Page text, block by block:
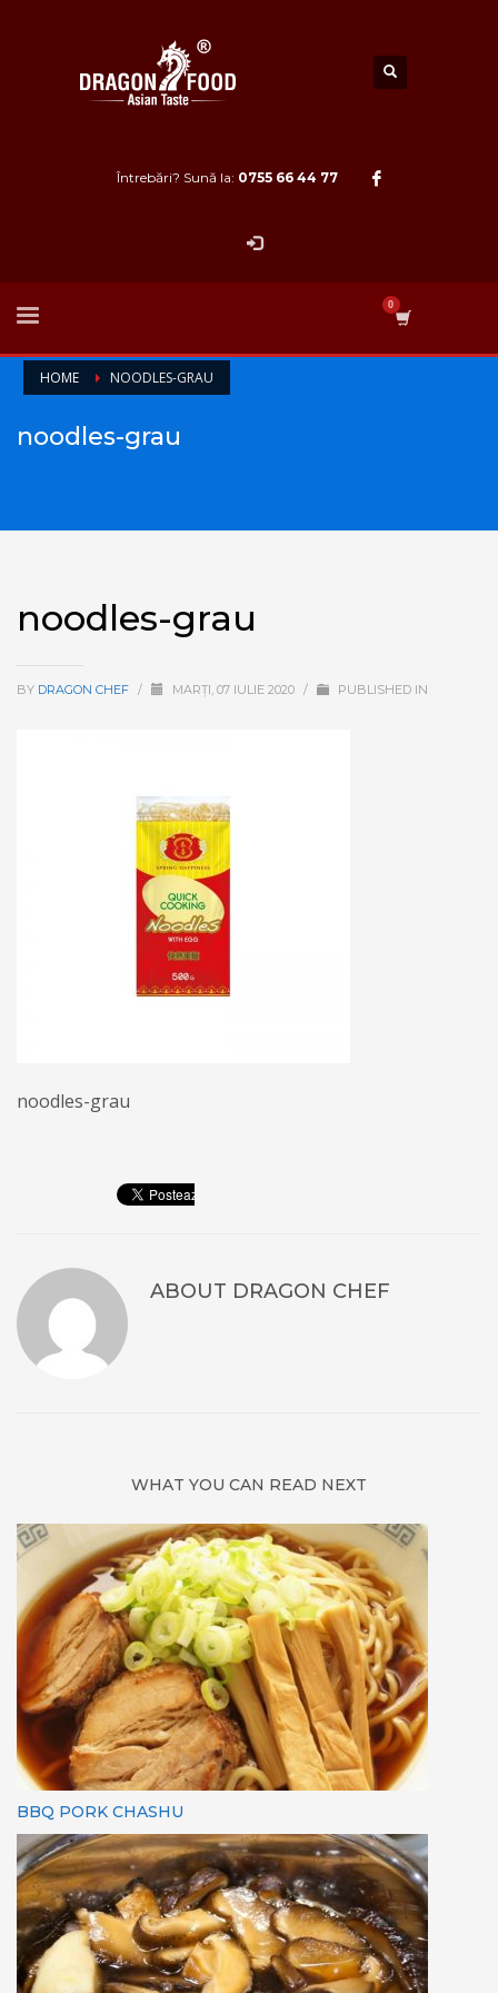
Întrebări? Sună la: 0755 66 44 77
HOME NOODLES-GRAU
noodles-grau
noodles-grau
BY DRAGON CHEF / MARȚI, 07 IULIE 2020 / PUBLISHED IN
noodles-grau
ABOUT DRAGON CHEF
WHAT YOU CAN READ NEXT
BBQ PORK CHASHU